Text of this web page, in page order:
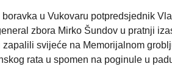
boravka u Vukovaru potpredsjednik
zbora Mirko Šundov u pratnji
zapalili svijeće na Memorijalnom
rata u spomen na poginule u